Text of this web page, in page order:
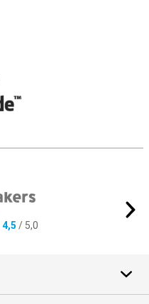
4,5 / 5,0